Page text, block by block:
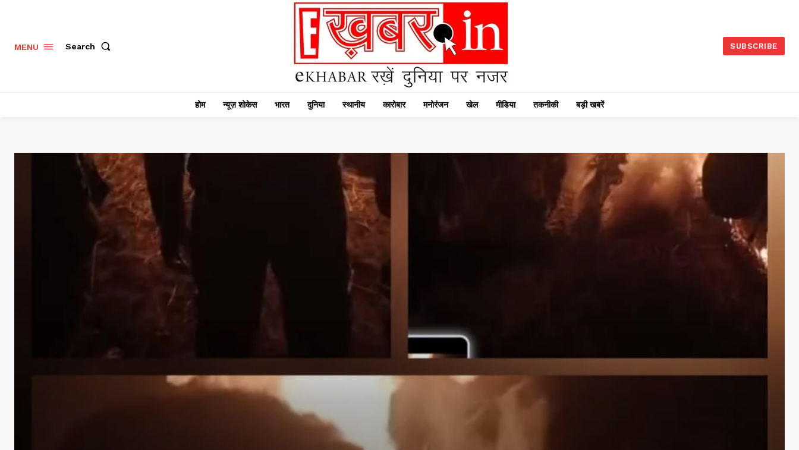
MENU Search SUBSCRIBE
होम न्यूज़ शोकेस भारत दुनिया स्थानीय कारोबार मनोरंजन खेल मीडिया तकनीकी बड़ी खबरें